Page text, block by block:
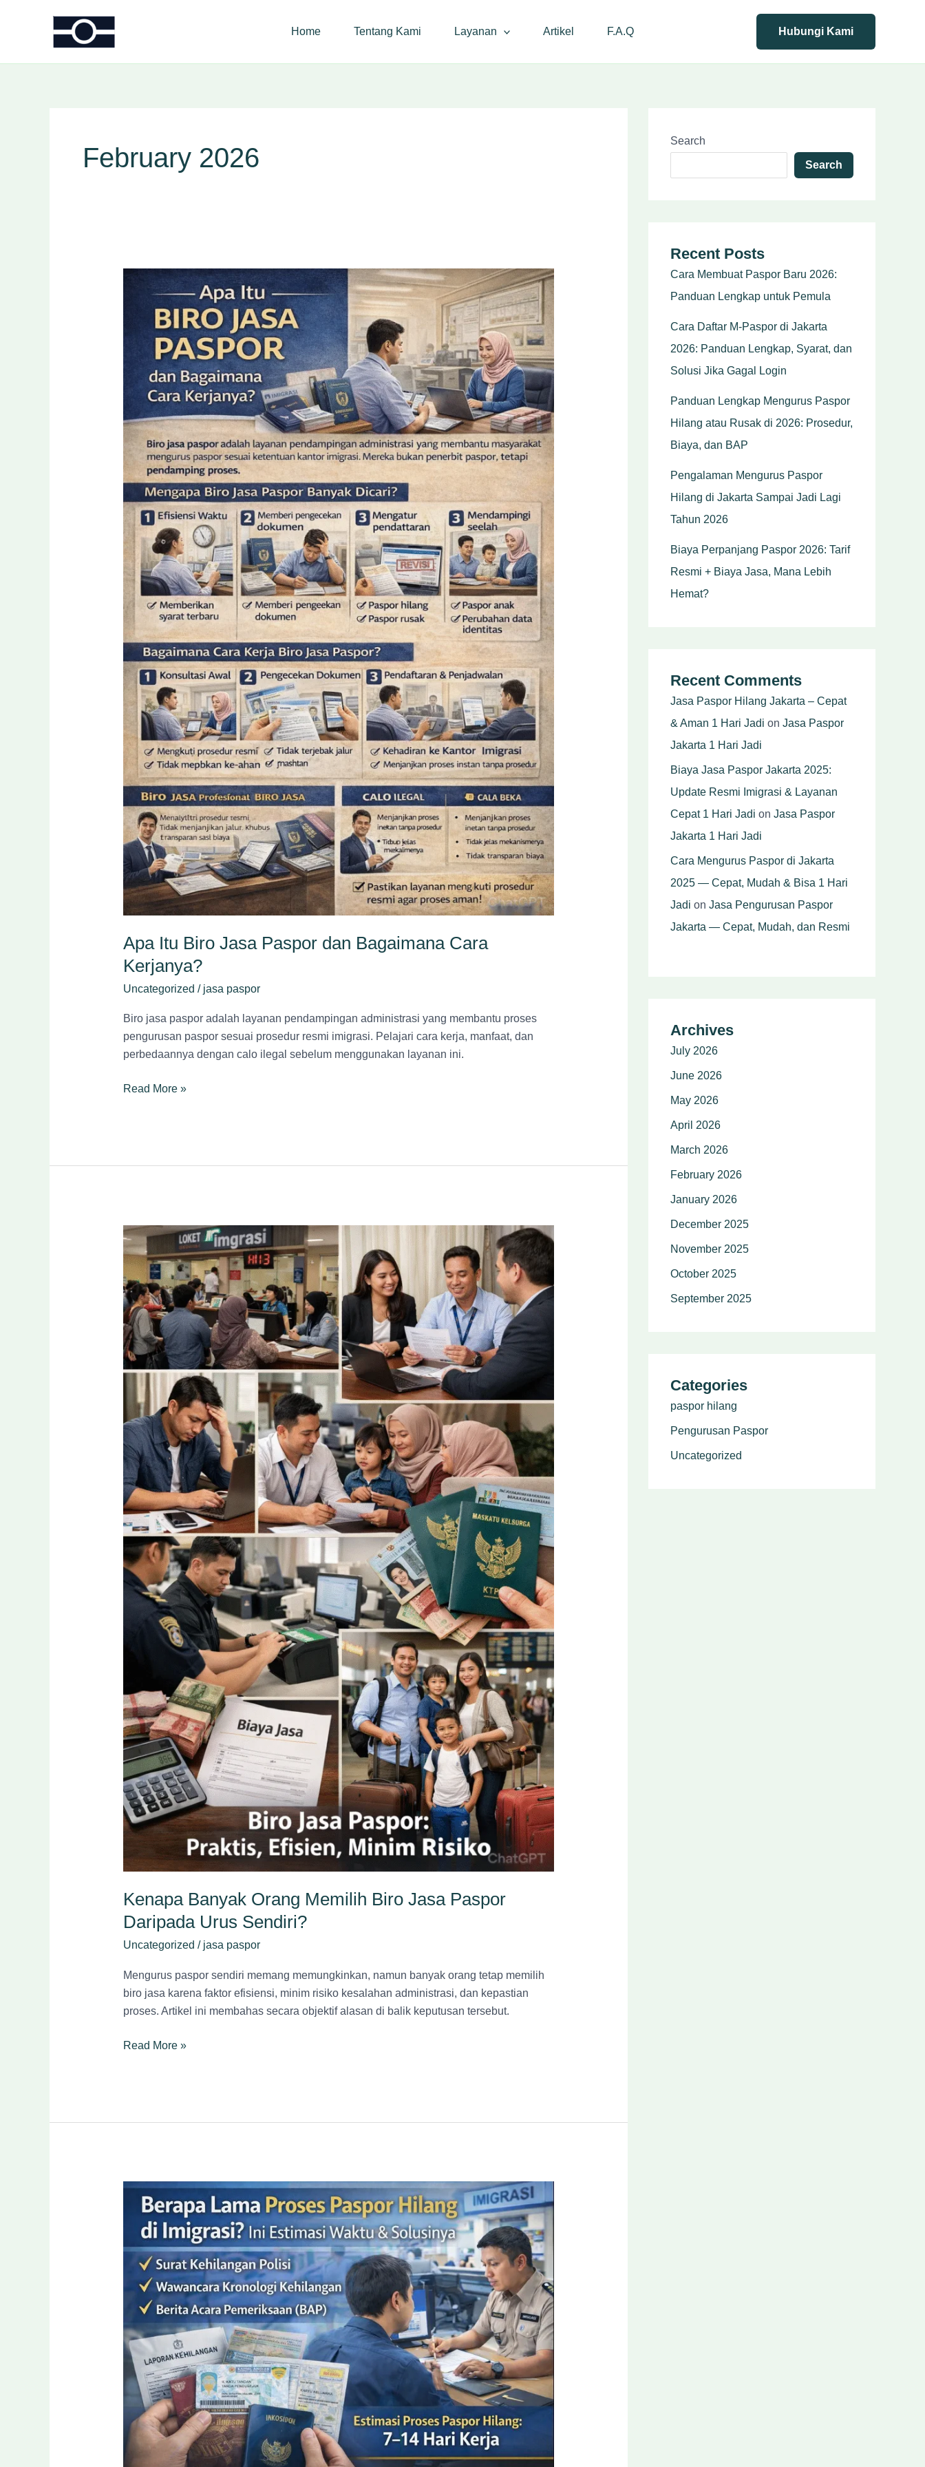
Home Tentang Kami Layanan Artikel F.A.Q Hubungi Kami
February 2026
Apa Itu Biro Jasa Paspor dan Bagaimana Cara
Kerjanya?
Uncategorized / jasa paspor
Biro jasa paspor adalah layanan pendampingan administrasi yang membantu proses
pengurusan paspor sesuai prosedur resmi imigrasi. Pelajari cara kerja, manfaat, dan
perbedaannya dengan calo ilegal sebelum menggunakan layanan ini.
Apa
dan
Bagaimana
Kerjanya?
Read More »
Kenapa Banyak Orang Memilih Biro Jasa Paspor
Daripada Urus Sendiri?
Uncategorized / jasa paspor
Mengurus paspor sendiri memang memungkinkan, namun banyak orang tetap memilih
biro jasa karena faktor efisiensi, minim risiko kesalahan administrasi, dan kepastian
proses. Artikel ini membahas secara objektif alasan di balik keputusan tersebut.
Kenapa
Banyak
Orang
Memilih
Biro
Jasa
Paspor
Daripada
Urus
Sendiri?
Read More »
Berapa
Lama
Proses
Paspor
Hilang
Imigrasi?
Estimasi
Waktu
Solusinya
Search
Search
Recent Posts
Cara Membuat Paspor Baru 2026:
Panduan Lengkap untuk Pemula
Cara Daftar M-Paspor di Jakarta
2026: Panduan Lengkap, Syarat, dan
Solusi Jika Gagal Login
Panduan Lengkap Mengurus Paspor
Hilang atau Rusak di 2026: Prosedur,
Biaya, dan BAP
Pengalaman Mengurus Paspor
Hilang di Jakarta Sampai Jadi Lagi
Tahun 2026
Biaya Perpanjang Paspor 2026: Tarif
Resmi + Biaya Jasa, Mana Lebih
Hemat?
Recent Comments
Jasa Paspor Hilang Jakarta – Cepat
& Aman 1 Hari Jadi on Jasa Paspor
Jakarta 1 Hari Jadi
Biaya Jasa Paspor Jakarta 2025:
Update Resmi Imigrasi & Layanan
Cepat 1 Hari Jadi on Jasa Paspor
Jakarta 1 Hari Jadi
Cara Mengurus Paspor di Jakarta
2025 — Cepat, Mudah & Bisa 1 Hari
Jadi on Jasa Pengurusan Paspor
Jakarta — Cepat, Mudah, dan Resmi
Archives
July 2026
June 2026
May 2026
April 2026
March 2026
February 2026
January 2026
December 2025
November 2025
October 2025
September 2025
Categories
paspor hilang
Pengurusan Paspor
Uncategorized